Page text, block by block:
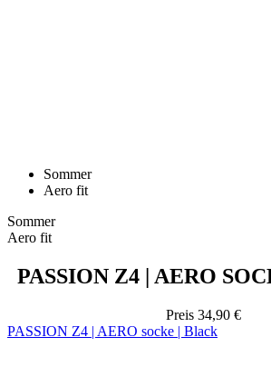
Sommer
Aero fit
Sommer
Aero fit
PASSION Z4 | AERO
Preis34,90 €
PASSION Z4 | AERO socke | Black